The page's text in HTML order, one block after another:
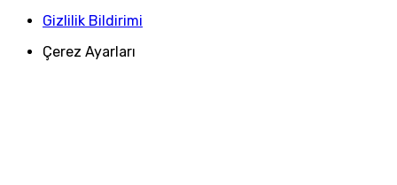
Gizlilik Bildirimi
Çerez Ayarları